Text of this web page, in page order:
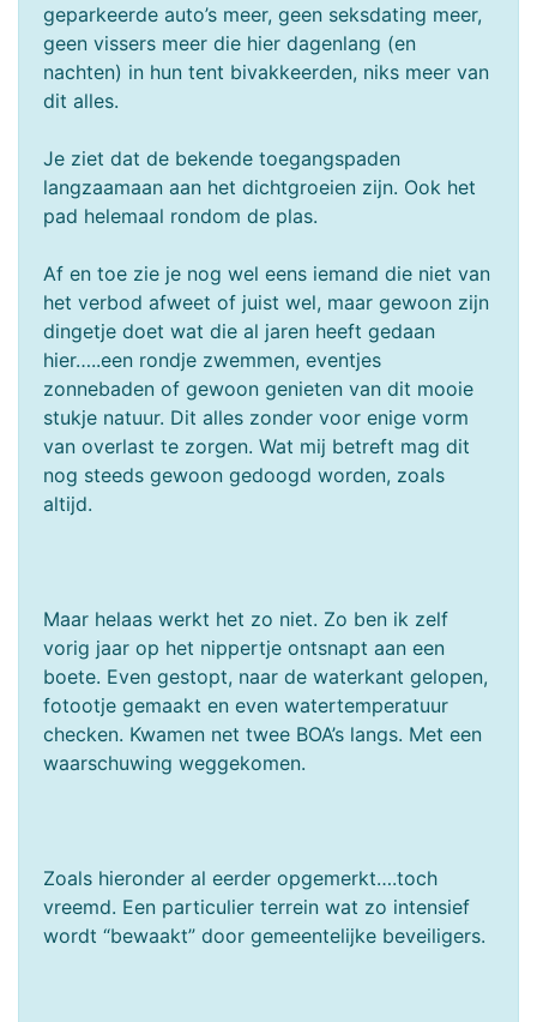
geparkeerde auto’s meer, geen seksdating meer,
geen vissers meer die hier dagenlang (en
nachten) in hun tent bivakkeerden, niks meer van
dit alles.
Je ziet dat de bekende toegangspaden
langzaamaan aan het dichtgroeien zijn. Ook het
pad helemaal rondom de plas.
Af en toe zie je nog wel eens iemand die niet van
het verbod afweet of juist wel, maar gewoon zijn
dingetje doet wat die al jaren heeft gedaan
hier…..een rondje zwemmen, eventjes
zonnebaden of gewoon genieten van dit mooie
stukje natuur. Dit alles zonder voor enige vorm
van overlast te zorgen. Wat mij betreft mag dit
nog steeds gewoon gedoogd worden, zoals
altijd.
Maar helaas werkt het zo niet. Zo ben ik zelf
vorig jaar op het nippertje ontsnapt aan een
boete. Even gestopt, naar de waterkant gelopen,
fotootje gemaakt en even watertemperatuur
checken. Kwamen net twee BOA’s langs. Met een
waarschuwing weggekomen.
Zoals hieronder al eerder opgemerkt….toch
vreemd. Een particulier terrein wat zo intensief
wordt “bewaakt” door gemeentelijke beveiligers.